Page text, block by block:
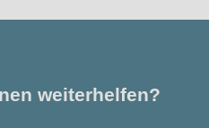
weiterhelfen?